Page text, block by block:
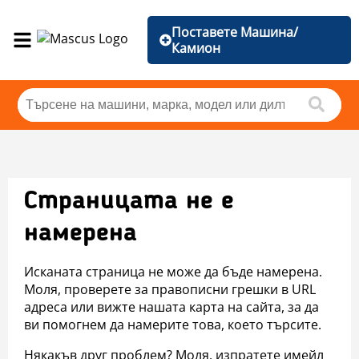
Поставете Машина/
Камион
Страницата не е
намерена
Исканата страница не може да бъде намерена.
Моля, проверете за правописни грешки в URL
адреса или вижте нашата карта на сайта, за да
ви помогнем да намерите това, което търсите.
Някакъв друг проблем? Моля, изпратете имейл